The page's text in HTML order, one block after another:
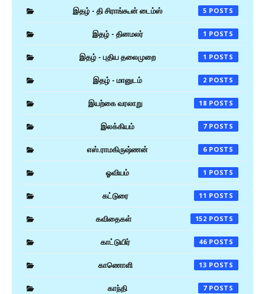
இதழ் - தி சிராங்கூன் டைம்ஸ் 5
இதழ் - தினமலர் 1
இதழ் - புதிய தலைமுறை 1
இதழ் - மானுடம் 2
இயற்கை வரலாறு 18
இலக்கியம் 7
எஸ்.ராமகிருஷ்ணன் 6
ஓவியம் 1
கட்டுரை 11
கவிதைகள் 152
காட்டுயிர் 46
காணொளி 13
காந்தி 7